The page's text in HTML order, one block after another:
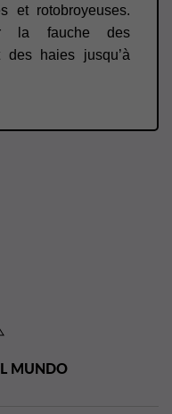
et rotobroyeuses.
la fauche des
des haies jusqu’à
MUNDO